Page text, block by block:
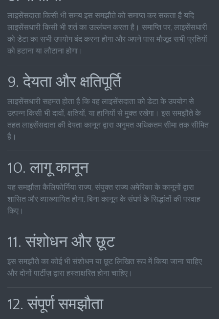
लाइसेंसदाता किसी भी समय इस समझौते को समाप्त कर सकता है यदि
लाइसेंसधारी किसी भी शर्त का उल्लंघन करता है। समाप्ति पर, लाइसेंसधारी
को डेटा का सभी उपयोग बंद करना होगा और अपने पास मौजूद सभी प्रतियों
को हटाना या लौटाना होगा।
9. देयता और क्षतिपूर्ति
लाइसेंसधारी सहमत होता है कि वह लाइसेंसदाता को डेटा के उपयोग से
उत्पन्न किसी भी दावों, क्षतियों, या हानियों से मुक्त रखेगा। इस समझौते के
तहत लाइसेंसदाता की देयता कानून द्वारा अनुमत अधिकतम सीमा तक सीमित
है।
10. लागू कानून
यह समझौता कैलिफोर्निया राज्य, संयुक्त राज्य अमेरिका के कानूनों द्वारा
शासित और व्याख्यायित होगा, बिना कानून के संघर्ष के सिद्धांतों की परवाह
किए।
11. संशोधन और छूट
इस समझौते का कोई भी संशोधन या छूट लिखित रूप में किया जाना चाहिए
और दोनों पार्टीज़ द्वारा हस्ताक्षरित होना चाहिए।
12. संपूर्ण समझौता